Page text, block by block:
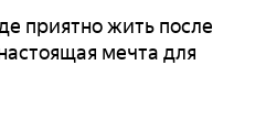
приятно жить после
мечта для